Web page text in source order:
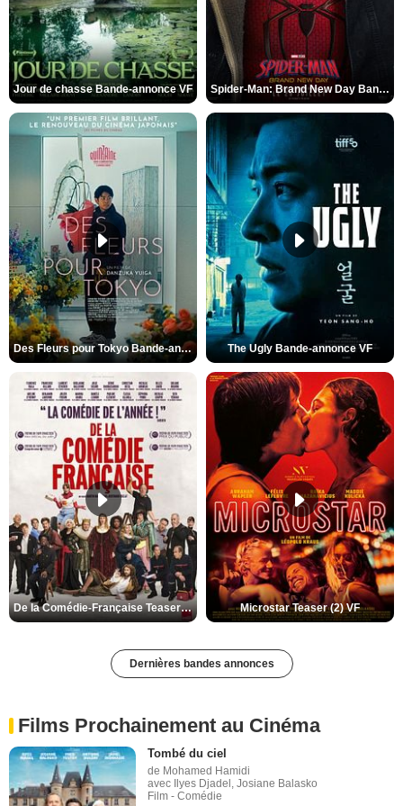
Jour de chasse Bande-annonce VF Spider-Man: Brand New Day Bande-annonce (3) VO STFR
Des Fleurs pour Tokyo Bande-annonce VO STFR The Ugly Bande-annonce VF
De la Comédie-Française Teaser (3) VF Microstar Teaser (2) VF
Dernières bandes annonces
Films Prochainement au Cinéma
Tombé du ciel
de Mohamed Hamidi
avec Ilyes Djadel, Josiane Balasko
Film - Comédie